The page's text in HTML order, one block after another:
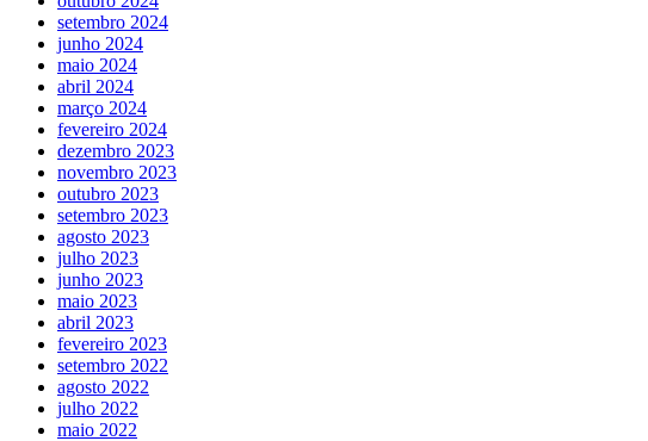
setembro 2024
junho 2024
maio 2024
abril 2024
março 2024
fevereiro 2024
dezembro 2023
novembro 2023
outubro 2023
setembro 2023
agosto 2023
julho 2023
junho 2023
maio 2023
abril 2023
fevereiro 2023
setembro 2022
agosto 2022
julho 2022
maio 2022